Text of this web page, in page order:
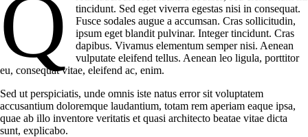
Q
tincidunt. Sed eget viverra egestas nisi in consequat.
Fusce sodales augue a accumsan. Cras sollicitudin,
ipsum eget blandit pulvinar. Integer tincidunt. Cras
dapibus. Vivamus elementum semper nisi. Aenean
vulputate eleifend tellus. Aenean leo ligula, porttitor
eu, consequat vitae, eleifend ac, enim.
Sed ut perspiciatis, unde omnis iste natus error sit voluptatem
accusantium doloremque laudantium, totam rem aperiam eaque ipsa,
quae ab illo inventore veritatis et quasi architecto beatae vitae dicta
sunt, explicabo.